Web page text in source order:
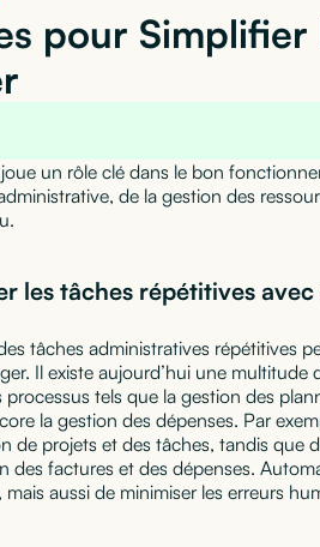
pour Simplifier
joue un rôle clé dans le bon
de la gestion des
les tâches répétitives
tâches administratives répétitives
Il existe aujourd’hui une
processus tels que la gestion des
la gestion des dépenses. Par
de projets et des tâches, tandis que
des factures et des dépenses.
aussi de minimiser les erreurs